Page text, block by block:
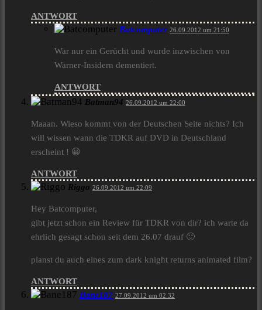
ANTWORT
Batcomputer 26.09.2012 um 21:50
War nur ein Gerücht und wurde inzwischen von
Warner-Insidern dementiert.
ANTWORT
Batman94 26.09.2012 um 22:00
Maaan. Wieso kommt von der Deutschen Seite nichts? Ich
will wissen wann die TDKR auf DVD in Deutschland
erscheint ! 😀
ANTWORT
Riggo 26.09.2012 um 22:09
Hey Batcomputer,
gibt jetzt schon ein Review für TDKR von dir? ich warte da
ehrlich gesagt schon seit dem 26.07 drauf 🙂
planst du auch eines zum dark knight returns animated film?
ANTWORT
Bane187 27.09.2012 um 02:32